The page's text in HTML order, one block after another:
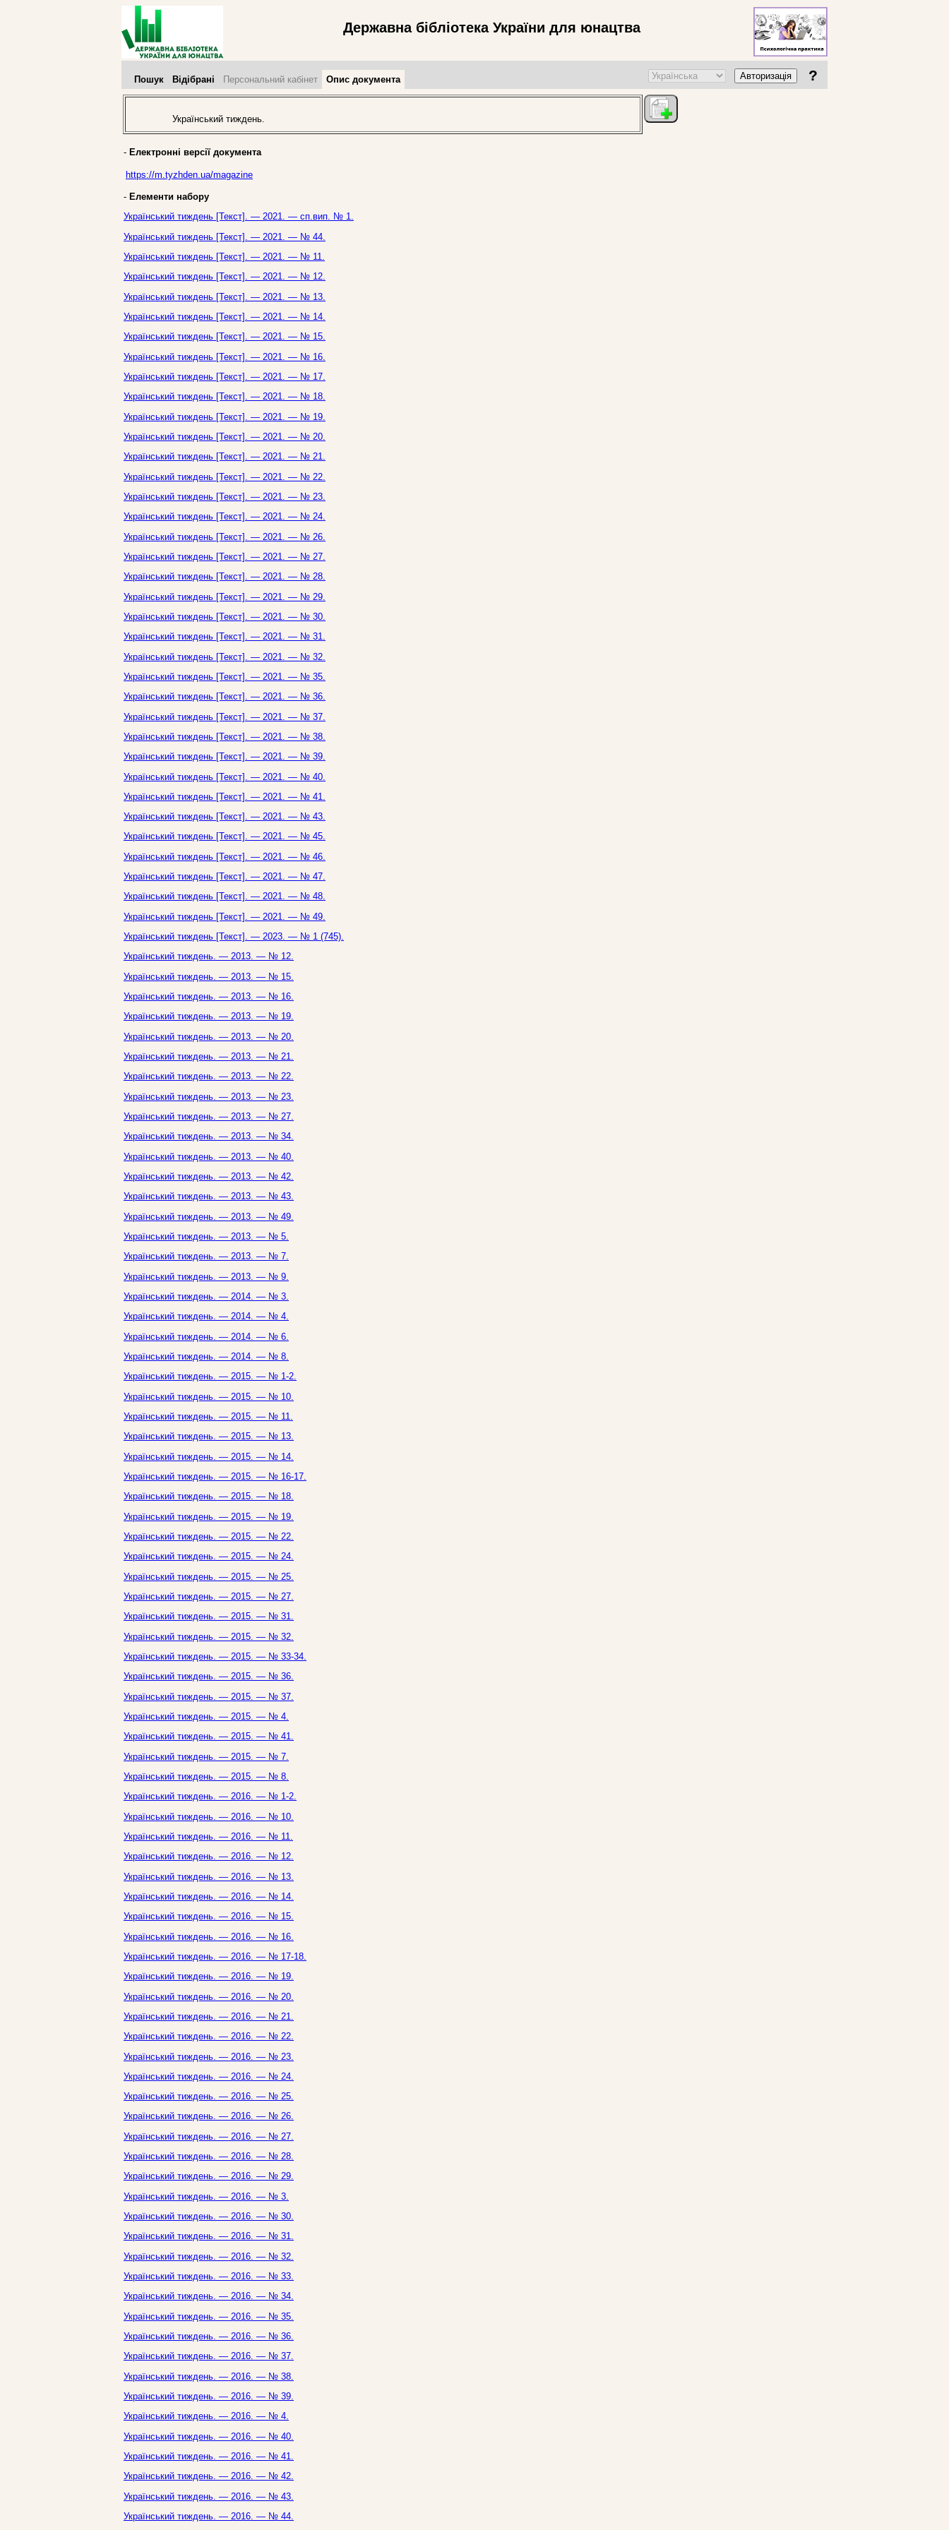
Державна бібліотека України для юнацтва
Пошук Відібрані Персональний кабінет Опис документа Авторизація ?
Український тиждень.
- Електронні версії документа
https://m.tyzhden.ua/magazine
- Елементи набору
Український тиждень [Текст]. — 2021. — сп.вип. № 1.
Український тиждень [Текст]. — 2021. — № 44.
Український тиждень [Текст]. — 2021. — № 11.
Український тиждень [Текст]. — 2021. — № 12.
Український тиждень [Текст]. — 2021. — № 13.
Український тиждень [Текст]. — 2021. — № 14.
Український тиждень [Текст]. — 2021. — № 15.
Український тиждень [Текст]. — 2021. — № 16.
Український тиждень [Текст]. — 2021. — № 17.
Український тиждень [Текст]. — 2021. — № 18.
Український тиждень [Текст]. — 2021. — № 19.
Український тиждень [Текст]. — 2021. — № 20.
Український тиждень [Текст]. — 2021. — № 21.
Український тиждень [Текст]. — 2021. — № 22.
Український тиждень [Текст]. — 2021. — № 23.
Український тиждень [Текст]. — 2021. — № 24.
Український тиждень [Текст]. — 2021. — № 26.
Український тиждень [Текст]. — 2021. — № 27.
Український тиждень [Текст]. — 2021. — № 28.
Український тиждень [Текст]. — 2021. — № 29.
Український тиждень [Текст]. — 2021. — № 30.
Український тиждень [Текст]. — 2021. — № 31.
Український тиждень [Текст]. — 2021. — № 32.
Український тиждень [Текст]. — 2021. — № 35.
Український тиждень [Текст]. — 2021. — № 36.
Український тиждень [Текст]. — 2021. — № 37.
Український тиждень [Текст]. — 2021. — № 38.
Український тиждень [Текст]. — 2021. — № 39.
Український тиждень [Текст]. — 2021. — № 40.
Український тиждень [Текст]. — 2021. — № 41.
Український тиждень [Текст]. — 2021. — № 43.
Український тиждень [Текст]. — 2021. — № 45.
Український тиждень [Текст]. — 2021. — № 46.
Український тиждень [Текст]. — 2021. — № 47.
Український тиждень [Текст]. — 2021. — № 48.
Український тиждень [Текст]. — 2021. — № 49.
Український тиждень [Текст]. — 2023. — № 1 (745).
Український тиждень. — 2013. — № 12.
Український тиждень. — 2013. — № 15.
Український тиждень. — 2013. — № 16.
Український тиждень. — 2013. — № 19.
Український тиждень. — 2013. — № 20.
Український тиждень. — 2013. — № 21.
Український тиждень. — 2013. — № 22.
Український тиждень. — 2013. — № 23.
Український тиждень. — 2013. — № 27.
Український тиждень. — 2013. — № 34.
Український тиждень. — 2013. — № 40.
Український тиждень. — 2013. — № 42.
Український тиждень. — 2013. — № 43.
Український тиждень. — 2013. — № 49.
Український тиждень. — 2013. — № 5.
Український тиждень. — 2013. — № 7.
Український тиждень. — 2013. — № 9.
Український тиждень. — 2014. — № 3.
Український тиждень. — 2014. — № 4.
Український тиждень. — 2014. — № 6.
Український тиждень. — 2014. — № 8.
Український тиждень. — 2015. — № 1-2.
Український тиждень. — 2015. — № 10.
Український тиждень. — 2015. — № 11.
Український тиждень. — 2015. — № 13.
Український тиждень. — 2015. — № 14.
Український тиждень. — 2015. — № 16-17.
Український тиждень. — 2015. — № 18.
Український тиждень. — 2015. — № 19.
Український тиждень. — 2015. — № 22.
Український тиждень. — 2015. — № 24.
Український тиждень. — 2015. — № 25.
Український тиждень. — 2015. — № 27.
Український тиждень. — 2015. — № 31.
Український тиждень. — 2015. — № 32.
Український тиждень. — 2015. — № 33-34.
Український тиждень. — 2015. — № 36.
Український тиждень. — 2015. — № 37.
Український тиждень. — 2015. — № 4.
Український тиждень. — 2015. — № 41.
Український тиждень. — 2015. — № 7.
Український тиждень. — 2015. — № 8.
Український тиждень. — 2016. — № 1-2.
Український тиждень. — 2016. — № 10.
Український тиждень. — 2016. — № 11.
Український тиждень. — 2016. — № 12.
Український тиждень. — 2016. — № 13.
Український тиждень. — 2016. — № 14.
Український тиждень. — 2016. — № 15.
Український тиждень. — 2016. — № 16.
Український тиждень. — 2016. — № 17-18.
Український тиждень. — 2016. — № 19.
Український тиждень. — 2016. — № 20.
Український тиждень. — 2016. — № 21.
Український тиждень. — 2016. — № 22.
Український тиждень. — 2016. — № 23.
Український тиждень. — 2016. — № 24.
Український тиждень. — 2016. — № 25.
Український тиждень. — 2016. — № 26.
Український тиждень. — 2016. — № 27.
Український тиждень. — 2016. — № 28.
Український тиждень. — 2016. — № 29.
Український тиждень. — 2016. — № 3.
Український тиждень. — 2016. — № 30.
Український тиждень. — 2016. — № 31.
Український тиждень. — 2016. — № 32.
Український тиждень. — 2016. — № 33.
Український тиждень. — 2016. — № 34.
Український тиждень. — 2016. — № 35.
Український тиждень. — 2016. — № 36.
Український тиждень. — 2016. — № 37.
Український тиждень. — 2016. — № 38.
Український тиждень. — 2016. — № 39.
Український тиждень. — 2016. — № 4.
Український тиждень. — 2016. — № 40.
Український тиждень. — 2016. — № 41.
Український тиждень. — 2016. — № 42.
Український тиждень. — 2016. — № 43.
Український тиждень. — 2016. — № 44.